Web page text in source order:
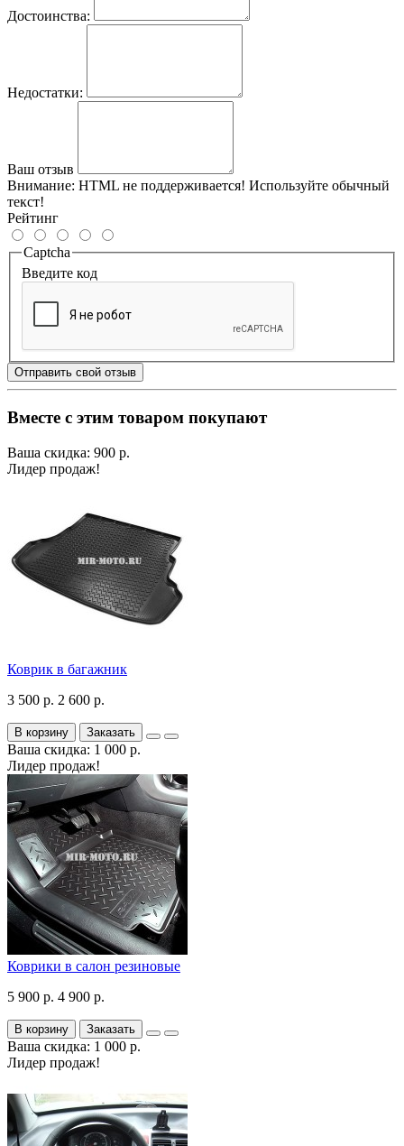
Достоинства:
Недостатки:
Ваш отзыв
Внимание: HTML не поддерживается! Используйте обычный
текст!
Рейтинг
Captcha
Введите код
Отправить свой отзыв
Вместе с этим товаром покупают
Ваша скидка: 900 р.
Лидер продаж!
Коврик в багажник
3 500 р. 2 600 р.
В корзину Заказать
Ваша скидка: 1 000 р.
Лидер продаж!
Коврики в салон резиновые
5 900 р. 4 900 р.
В корзину Заказать
Ваша скидка: 1 000 р.
Лидер продаж!